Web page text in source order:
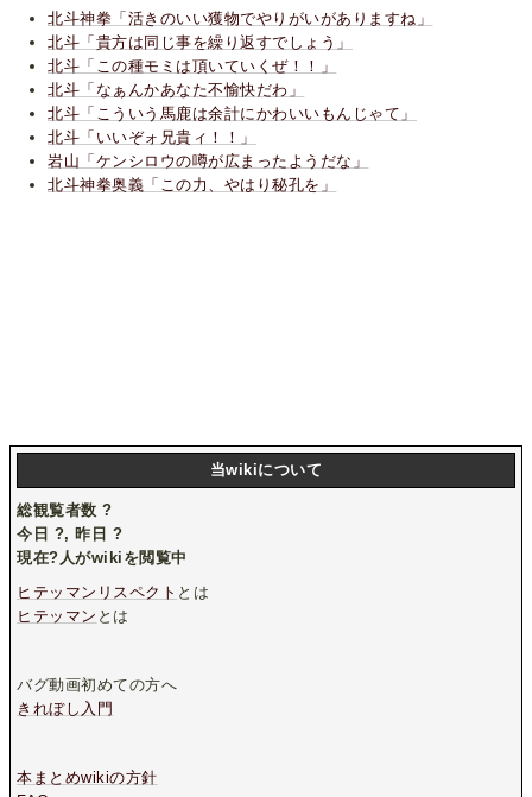
北斗神拳「活きのいい獲物でやりがいがありますね」
北斗「貴方は同じ事を繰り返すでしょう」
北斗「この種モミは頂いていくぜ！！」
北斗「なぁんかあなた不愉快だわ」
北斗「こういう馬鹿は余計にかわいいもんじゃて」
北斗「いいぞォ兄貴ィ！！」
岩山「ケンシロウの噂が広まったようだな」
北斗神拳奥義「この力、やはり秘孔を」
当wikiについて
総観覧者数?
今日 ?, 昨日 ?
現在? 人がwikiを閲覧中
ヒテッマンリスペクト とは
ヒテッマン とは
バグ動画初めての方へ
きれぼし入門
本まとめwikiの方針